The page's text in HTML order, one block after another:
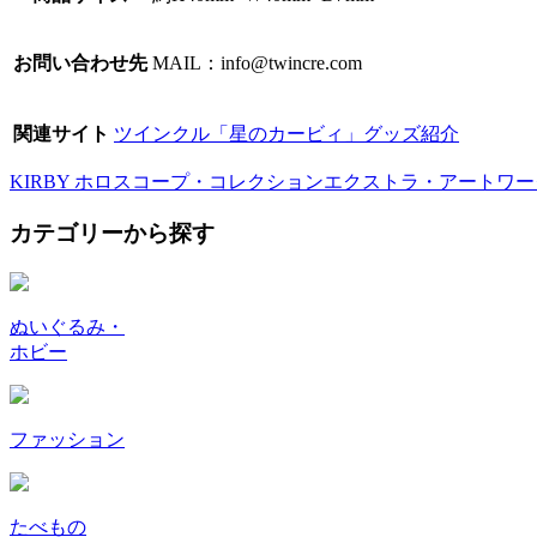
お問い合わせ先 MAIL：info@twincre.com
関連サイト ツインクル「星のカービィ」グッズ紹介
KIRBY ホロスコープ・コレクションエクストラ・アートワ
カテゴリーから探す
ぬいぐるみ・
ホビー
ファッション
たべもの